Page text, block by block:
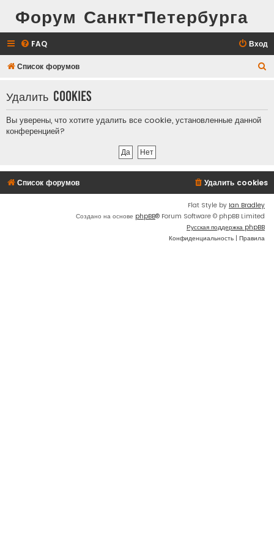
Форум Санкт-Петербурга
FAQ Вход
Список форумов
с
Удалить cookies
Вы уверены, что хотите удалить все cookie, установленные данной
конференцией?
Список форумов Удалить cookies
Flat Style by Ian Bradley
Создано на основе phpBB® Forum Software © phpBB Limited
Русская поддержка phpBB
Конфиденциальность | Правила